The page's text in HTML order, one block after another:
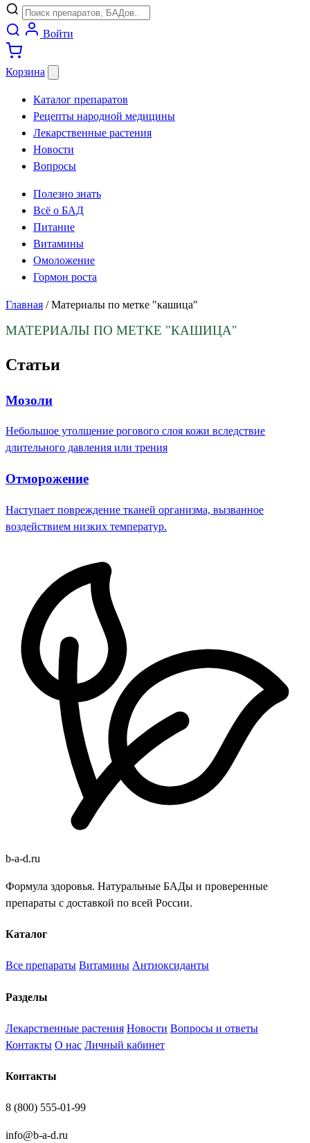
Войти
Корзина
Каталог препаратов
Рецепты народной медицины
Лекарственные растения
Новости
Вопросы
Полезно знать
Всё о БАД
Питание
Витамины
Омоложение
Гормон роста
Главная / Материалы по метке "кашица"
МАТЕРИАЛЫ ПО МЕТКЕ "КАШИЦА"
Статьи
Мозоли
Небольшое утолщение рогового слоя кожи вследствие
длительного давления или трения
Отморожение
Наступает повреждение тканей организма, вызванное
воздействием низких температур.
b-a-d.ru
Формула здоровья. Натуральные БАДы и проверенные
препараты с доставкой по всей России.
Каталог
Все препараты Витамины Антиоксиданты
Разделы
Лекарственные растения Новости Вопросы и ответы
Контакты О нас Личный кабинет
Контакты
8 (800) 555-01-99
info@b-a-d.ru